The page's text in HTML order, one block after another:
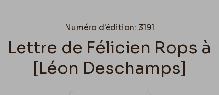
Numéro d'édition: 3191
Lettre de Félicien Rops à
[Léon Deschamps]